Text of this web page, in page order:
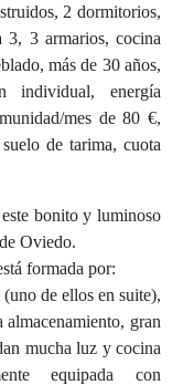
2 dormitorios,
3, 3 armarios, cocina
más de 30 años,
individual, energía
mes de 80 €,
de tarima, cuota
bonito y luminoso
Oviedo.
formada por:
de ellos en suite),
gran
mucha luz y cocina
equipada con